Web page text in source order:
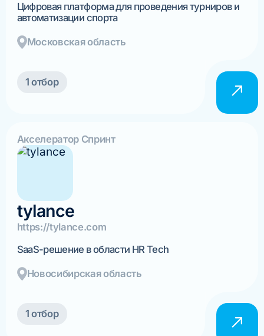
Цифровая платформа для проведения турниров и
автоматизации спорта
Московская область
1 отбор
Акселератор Спринт
tylance
https://tylance.com
SaaS-решение в области HR Tech
Новосибирская область
1 отбор